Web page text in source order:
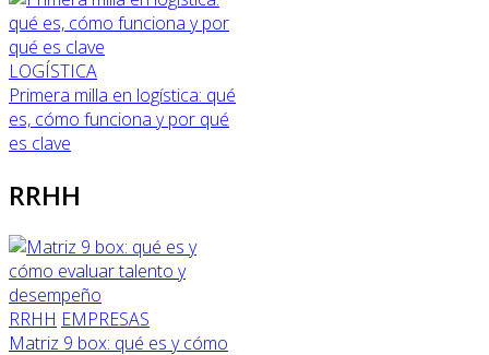
LOGÍSTICA
Primera milla en logística: qué
es, cómo funciona y por qué
es clave
RRHH
RRHH EMPRESAS
Matriz 9 box: qué es y cómo